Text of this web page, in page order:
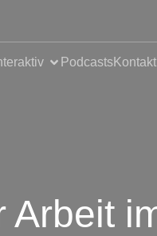
PodcastsKontakt
Arbeit